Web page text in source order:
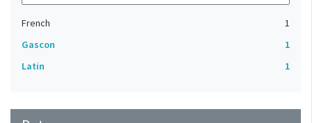
French
1
Gascon
1
Latin
1